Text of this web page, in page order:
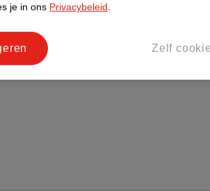
hebt. Tot slot
met een
je in ons Privacybeleid.
Zelf